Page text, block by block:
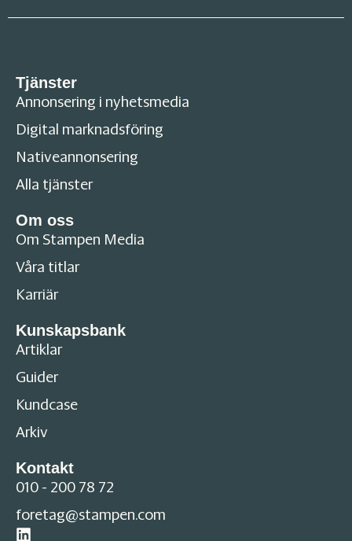
Tjänster
Annonsering i nyhetsmedia
Digital marknadsföring
Nativeannonsering
Alla tjänster
Om oss
Om Stampen Media
Våra titlar
Karriär
Kunskapsbank
Artiklar
Guider
Kundcase
Arkiv
Kontakt
010 - 200 78 72
foretag@stampen.com